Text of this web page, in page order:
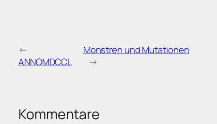
←
ANNOMDCCL
Monstren und Mutationen
→
Kommentare